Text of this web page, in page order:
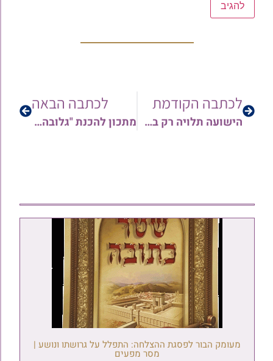
לכתבה הקודמת
הישועה תלויה רק בתפילה – החיזוק היומי עם הרבנית א. יפת תחי' | האזנה עריבה
לכתבה הבאה
מתכון להכנת "גלובה" – "זלביה" לכבוד שבת קודש וגם לימות החול – בתאבון!
מעומק הבור לפסגת ההצלחה: התפלל על גרושתו ונושע |
מסר מפעים